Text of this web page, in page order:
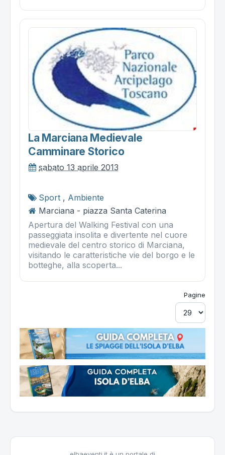
La Marciana Medievale
Camminare Storico
sabato 13 aprile 2013
Sport , Ambiente
Marciana - piazza Santa Caterina
Apertura del Walking Festival con una
passeggiata insolita e divertente nel cuore
medievale del centro storico di Marciana,
visitando le caratteristiche vie del borgo e le
botteghe, alla scoperta...
Pagine